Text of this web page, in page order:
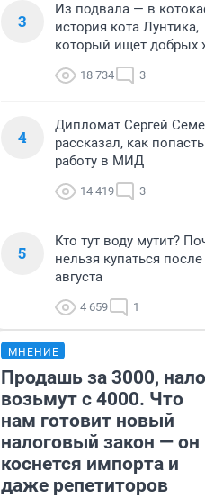
3
Из подвала — в
история кота Лунтика,
который ищет добрых
18 734 3
4
Дипломат Сергей
рассказал, как
работу в МИД
14 419 3
5
Кто тут воду мутит?
нельзя купаться после
августа
4 659 1
МНЕНИЕ
Продашь за 3000,
возьмут с 4000. Что
нам готовит новый
налоговый закон — он
коснется импорта и
даже репетиторов